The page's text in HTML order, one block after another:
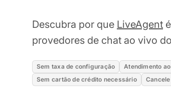
Descubra por que LiveAgent
provedores de chat ao vivo
Sem taxa de configuração
Atendimento
Sem cartão de crédito necessário